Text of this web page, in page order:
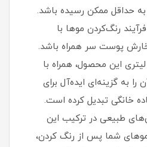
حداقل ممکن رسیده باشد.
رنگ‌کردن موها با
پوست سر همراه باشد.
۱۲۰ میلی لیتری این محصول، همراه با
به گزینه‌ای ایده‌آل برای
خانگی تبدیل کرده است.
طبیعی در ترکیب این
شما پس از رنگ کردن،